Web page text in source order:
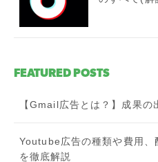
FEATURED POSTS
【Gmail広告とは？】成果の
Youtube広告の種類や費用、
を徹底解説